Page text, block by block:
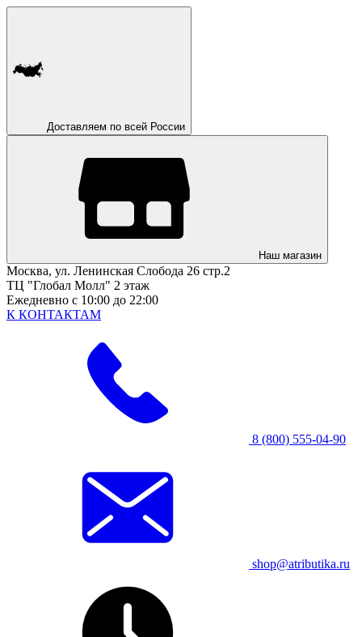
Доставляем по всей России
Наш магазин
Москва, ул. Ленинская Слобода 26 стр.2
ТЦ "Глобал Молл" 2 этаж
Ежедневно с 10:00 до 22:00
К КОНТАКТАМ
8 (800) 555-04-90
shop@atributika.ru